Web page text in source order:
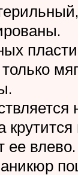
крутится
ее влево.